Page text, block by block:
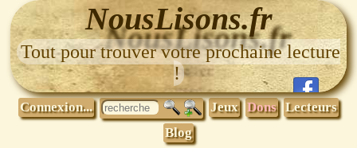
NousLisons.fr
Tout pour trouver votre prochaine lecture
!
Connexion... Jeux Dons Lecteurs
Blog